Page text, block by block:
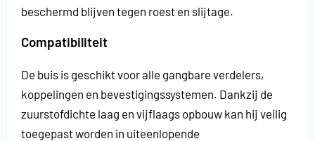
beschermd blijven tegen roest en slijtage.
Compatibiliteit
De buis is geschikt voor alle gangbare verdelers,
koppelingen en bevestigingssystemen. Dankzij de
zuurstofdichte laag en vijflaags opbouw kan hij veilig
toegepast worden in uiteenlopende